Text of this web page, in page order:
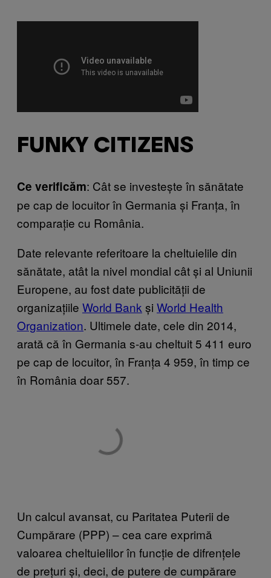
FUNKY CITIZENS
Ce verificăm: Cât se investește în sănătate
pe cap de locuitor în Germania și Franța, în
comparație cu România.
Date relevante referitoare la cheltuielile din
sănătate, atât la nivel mondial cât și al Uniunii
Europene, au fost date publicității de
organizațiile World Bank și World Health
Organization. Ultimele date, cele din 2014,
arată că în Germania s-au cheltuit 5 411 euro
pe cap de locuitor, în Franța 4 959, în timp ce
în România doar 557.
Un calcul avansat, cu Paritatea Puterii de
Cumpărare (PPP) – cea care exprimă
valoarea cheltuielilor în funcție de difrențele
de prețuri și, deci, de putere de cumpărare